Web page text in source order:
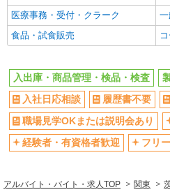
医療事務・受付・クラーク
食品・試食販売
入出庫・商品管理・検品・検査
入社日応相談
履歴書不要
職場見学OKまたは説明会あり
経験者・有資格者歓迎
フリ
アルバイト・バイト・求人TOP 関東